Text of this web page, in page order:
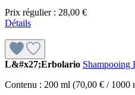
Prix régulier : 28,00 €
Détails
L&#x27;Erbolario
Contenu : 200 ml (70,00 € / 1000